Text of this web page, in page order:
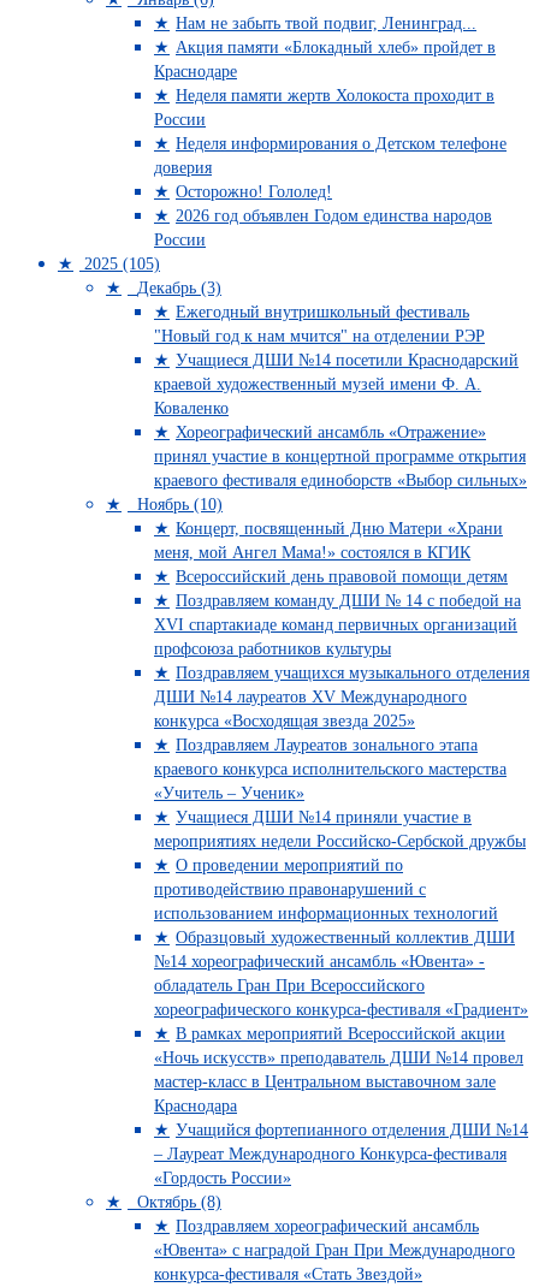
Нам не забыть твой подвиг, Ленинград...
Акция памяти «Блокадный хлеб» пройдет в
Краснодаре
Неделя памяти жертв Холокоста проходит в
России
Неделя информирования о Детском телефоне
доверия
Осторожно! Гололед!
2026 год объявлен Годом единства народов
России
2025 (105)
Декабрь (3)
Ежегодный внутришкольный фестиваль
"Новый год к нам мчится" на отделении РЭР
Учащиеся ДШИ №14 посетили Краснодарский
краевой художественный музей имени Ф. А.
Коваленко
Хореографический ансамбль «Отражение»
принял участие в концертной программе открытия
краевого фестиваля единоборств «Выбор сильных»
Ноябрь (10)
Концерт, посвященный Дню Матери «Храни
меня, мой Ангел Мама!» состоялся в КГИК
Всероссийский день правовой помощи детям
Поздравляем команду ДШИ № 14 с победой на
XVI спартакиаде команд первичных организаций
профсоюза работников культуры
Поздравляем учащихся музыкального отделения
ДШИ №14 лауреатов XV Международного
конкурса «Восходящая звезда 2025»
Поздравляем Лауреатов зонального этапа
краевого конкурса исполнительского мастерства
«Учитель – Ученик»
Учащиеся ДШИ №14 приняли участие в
мероприятиях недели Российско-Сербской дружбы
О проведении мероприятий по
противодействию правонарушений с
использованием информационных технологий
Образцовый художественный коллектив ДШИ
№14 хореографический ансамбль «Ювента» -
обладатель Гран При Всероссийского
хореографического конкурса-фестиваля «Градиент»
В рамках мероприятий Всероссийской акции
«Ночь искусств» преподаватель ДШИ №14 провел
мастер-класс в Центральном выставочном зале
Краснодара
Учащийся фортепианного отделения ДШИ №14
– Лауреат Международного Конкурса-фестиваля
«Гордость России»
Октябрь (8)
Поздравляем хореографический ансамбль
«Ювента» с наградой Гран При Международного
конкурса-фестиваля «Стать Звездой»